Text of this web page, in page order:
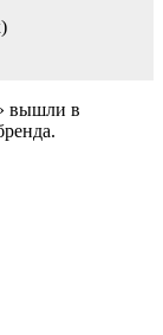
вышли в